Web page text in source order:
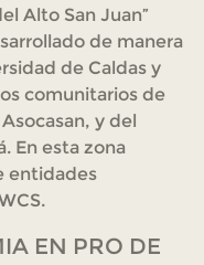
Alto San Juan”
de manera
de Caldas y
comunitarios de
y del
En esta zona
entidades
EN PRO DE